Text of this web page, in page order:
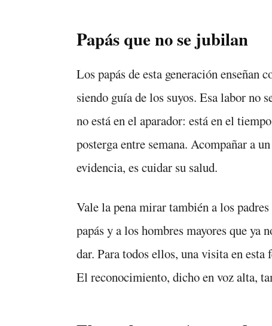
Papás que no se jubilan
Los papás de esta generación enseñan
siendo guía de los suyos. Esa labor no
no está en el aparador: está en el
posterga entre semana. Acompañar a
evidencia, es cuidar su salud.
Vale la pena mirar también a los
papás y a los hombres mayores que ya
dar. Para todos ellos, una visita en esta
El reconocimiento, dicho en voz alta,